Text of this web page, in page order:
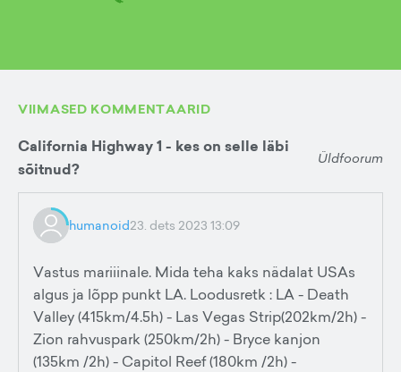
VIIMASED KOMMENTAARID
California Highway 1 - kes on selle läbi
sõitnud?
Üldfoorum
humanoid23. dets 2023 13:09
Vastus mariiinale. Mida teha kaks nädalat USAs
algus ja lõpp punkt LA. Loodusretk : LA - Death
Valley (415km/4.5h) - Las Vegas Strip(202km/2h) -
Zion rahvuspark (250km/2h) - Bryce kanjon
(135km /2h) - Capitol Reef (180km /2h) -